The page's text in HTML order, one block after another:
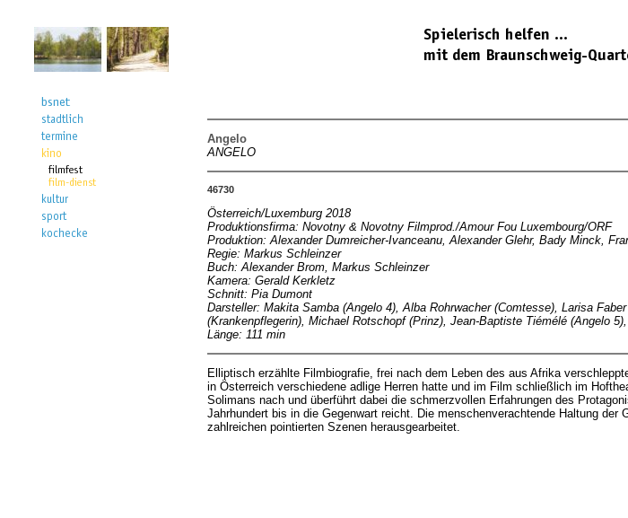
Angelo
ANGELO
46730
Österreich/Luxemburg 2018
Produktionsfirma: Novotny & Novotny Filmprod./Amour Fou Luxembourg/ORF
Produktion: Alexander Dumreicher-Ivanceanu, Alexander Glehr, Bady Minck,
Regie: Markus Schleinzer
Buch: Alexander Brom, Markus Schleinzer
Kamera: Gerald Kerkletz
Schnitt: Pia Dumont
Darsteller: Makita Samba (Angelo 4), Alba Rohrwacher (Comtesse), Larisa
(Krankenpflegerin), Michael Rotschopf (Prinz), Jean-Baptiste Tiémélé (Angelo
Länge: 111 min
Elliptisch erzählte Filmbiografie, frei nach dem Leben des aus Afrika
in Österreich verschiedene adlige Herren hatte und im Film schließlich im
Solimans nach und überführt dabei die schmerzvollen Erfahrungen des
Jahrhundert bis in die Gegenwart reicht. Die menschenverachtende Haltung
zahlreichen pointierten Szenen herausgearbeitet.